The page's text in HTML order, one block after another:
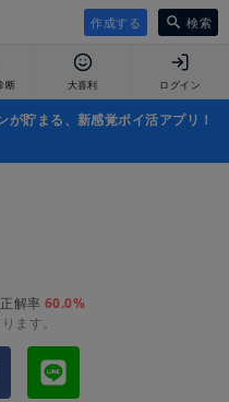
作成する 検索
断 大喜利 ログイン
貯まる、新感覚ポイ活アプリ！
解率 60.0%
ます。